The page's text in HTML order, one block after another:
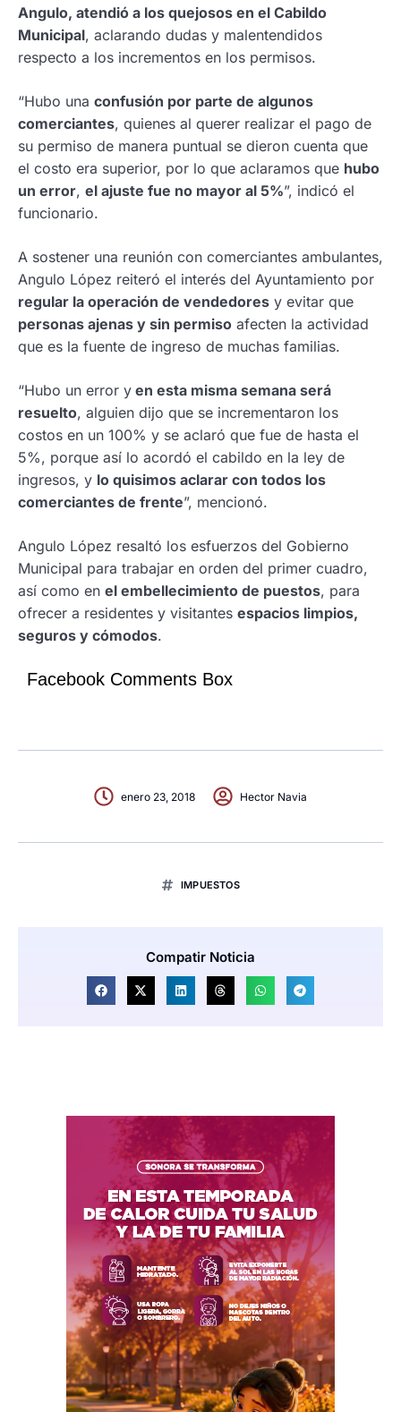
Angulo, atendió a los quejosos en el Cabildo
Municipal, aclarando dudas y malentendidos
respecto a los incrementos en los permisos.
“Hubo una confusión por parte de algunos
comerciantes, quienes al querer realizar el pago de
su permiso de manera puntual se dieron cuenta que
el costo era superior, por lo que aclaramos que hubo
un error, el ajuste fue no mayor al 5%”, indicó el
funcionario.
A sostener una reunión con comerciantes ambulantes,
Angulo López reiteró el interés del Ayuntamiento por
regular la operación de vendedores y evitar que
personas ajenas y sin permiso afecten la actividad
que es la fuente de ingreso de muchas familias.
“Hubo un error y en esta misma semana será
resuelto, alguien dijo que se incrementaron los
costos en un 100% y se aclaró que fue de hasta el
5%, porque así lo acordó el cabildo en la ley de
ingresos, y lo quisimos aclarar con todos los
comerciantes de frente”, mencionó.
Angulo López resaltó los esfuerzos del Gobierno
Municipal para trabajar en orden del primer cuadro,
así como en el embellecimiento de puestos, para
ofrecer a residentes y visitantes espacios limpios,
seguros y cómodos.
Facebook Comments Box
enero 23, 2018 Hector Navia
IMPUESTOS
Compatir Noticia